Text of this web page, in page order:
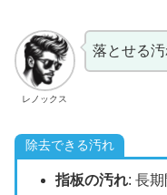
レノックス
落とせる汚
除去できる汚れ
指板の汚れ: 長